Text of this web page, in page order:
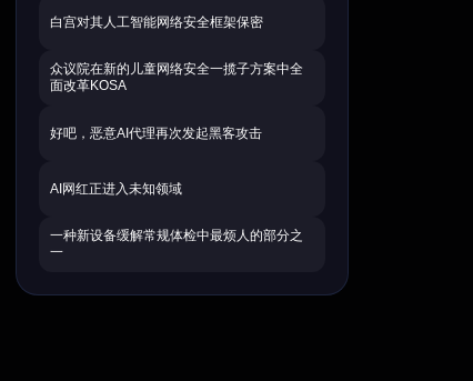
白宫对其人工智能网络安全框架保密
众议院在新的儿童网络安全一揽子方案中全
面改革KOSA
好吧，恶意AI代理再次发起黑客攻击
AI网红正进入未知领域
一种新设备缓解常规体检中最烦人的部分之
一